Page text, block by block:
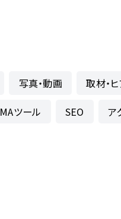
写真・動画 取材・
MAツール SEO ア